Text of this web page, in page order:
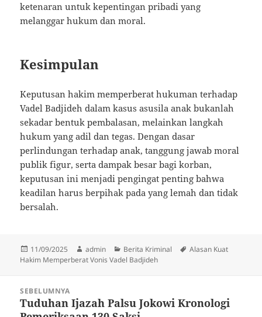
ketenaran untuk kepentingan pribadi yang
melanggar hukum dan moral.
Kesimpulan
Keputusan hakim memperberat hukuman terhadap
Vadel Badjideh dalam kasus asusila anak bukanlah
sekadar bentuk pembalasan, melainkan langkah
hukum yang adil dan tegas. Dengan dasar
perlindungan terhadap anak, tanggung jawab moral
publik figur, serta dampak besar bagi korban,
keputusan ini menjadi pengingat penting bahwa
keadilan harus berpihak pada yang lemah dan tidak
bersalah.
Diposkan
pada
11/09/2025 Penulis
admin Kategori
Berita Kriminal Tag
Alasan Kuat
Hakim Memperberat Vonis Vadel Badjideh
SEBELUMNYA
Pos
Tuduhan Ijazah Palsu Jokowi Kronologi